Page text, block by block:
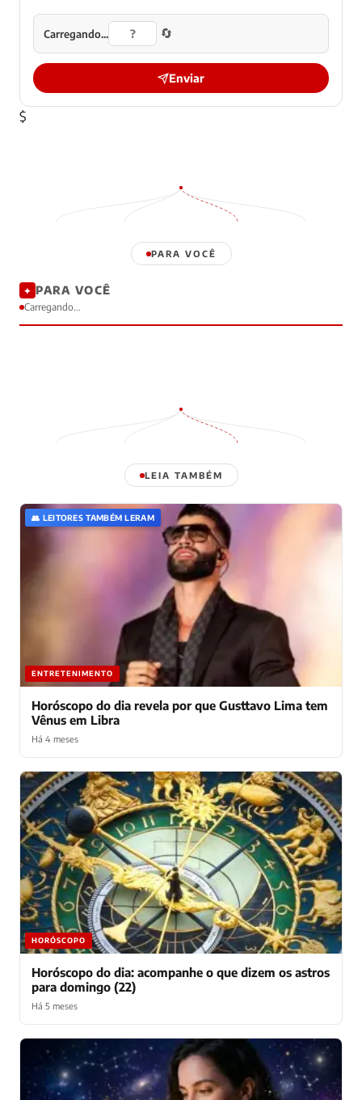
Carregando... 🔄
Enviar
$
PARA VOCÊ
✦ PARA VOCÊ
Carregando...
LEIA TAMBÉM
👥 LEITORES TAMBÉM LERAM
ENTRETENIMENTO
Horóscopo do dia revela por que Gusttavo Lima tem
Vênus em Libra
Há 4 meses
HORÓSCOPO
Horóscopo do dia: acompanhe o que dizem os astros
para domingo (22)
Há 5 meses